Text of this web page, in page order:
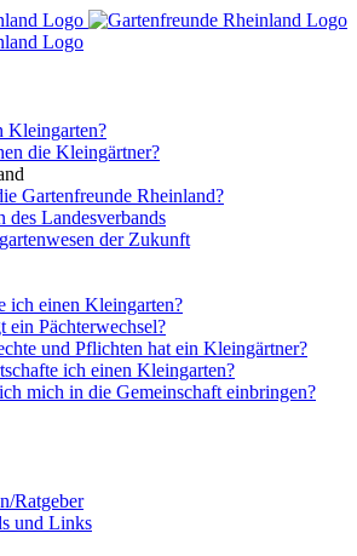
Kleingarten?
die Kleingärtner?
Gartenfreunde Rheinland?
des Landesverbands
der Zukunft
ich einen Kleingarten?
ein Pächterwechsel?
und Pflichten hat ein Kleingärtner?
ich einen Kleingarten?
mich in die Gemeinschaft einbringen?
Ratgeber
und Links